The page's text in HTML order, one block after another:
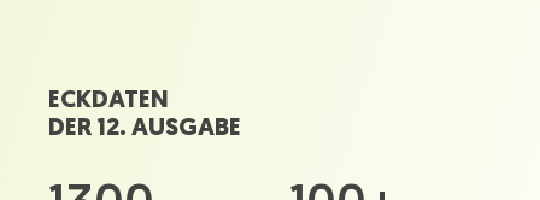
ECKDATEN
DER 12. AUSGABE